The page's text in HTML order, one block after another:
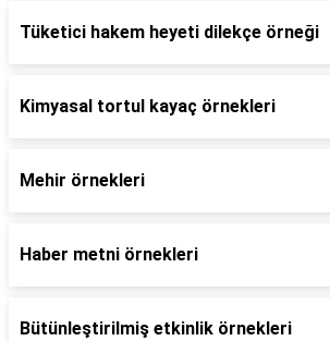
Tüketici hakem heyeti dilekçe örneği
Kimyasal tortul kayaç örnekleri
Mehir örnekleri
Haber metni örnekleri
Bütünleştirilmiş etkinlik örnekleri